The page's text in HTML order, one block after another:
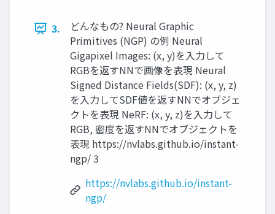
3.
どんなもの? Neural Graphic
Primitives (NGP) の例 Neural
Gigapixel Images: (x, y)を入力して
RGBを返すNNで画像を表現 Neural
Signed Distance Fields(SDF): (x, y, z)
を入力してSDF値を返すNNでオブジェ
クトを表現 NeRF: (x, y, z)を入力して
RGB, 密度を返すNNでオブジェクトを
表現 https://nvlabs.github.io/instant-
ngp/ 3
https://nvlabs.github.io/instant-
ngp/